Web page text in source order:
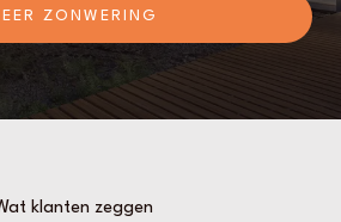
ZONWERING
klanten zeggen